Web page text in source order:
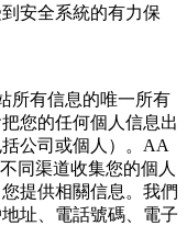
安全系統的有力保
所有信息的唯一所有
您的任何個人信息出
公司或個人）。AA
同渠道收集您的個人
提供相關信息。我們
址、電話號碼、電子